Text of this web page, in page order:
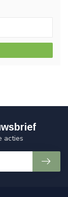
acties